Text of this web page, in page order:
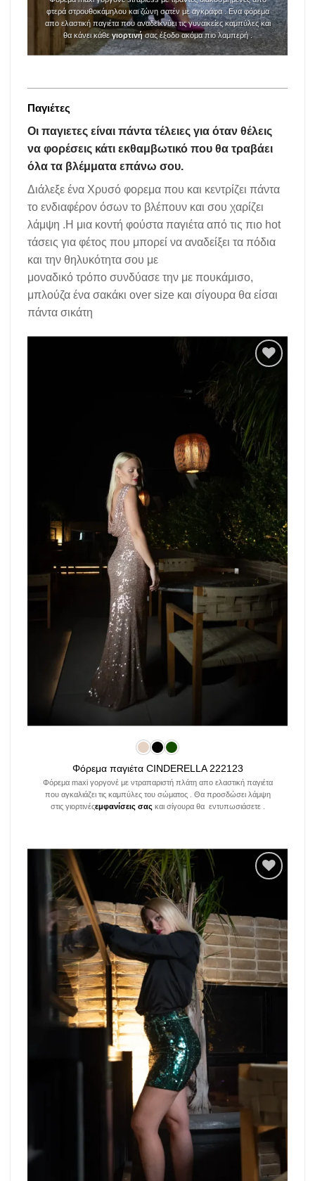
φτερά στρουθοκάμηλου και ζώνη σατέν με αγκράφα . Ενα φόρεμα
απο ελαστική παγιέτα που αναδεικνύει τις γυναικείες καμπύλες και
θα κάνει κάθε γιορτινήσας έξοδο ακόμα πιο λαμπερή .
Παγιέτες
Οι παγιετες είναι πάντα τέλειες για όταν θέλεις
να φορέσεις κάτι εκθαμβωτικό που θα τραβάει
όλα τα βλέμματα επάνω σου.
Διάλεξε ένα Χρυσό φορεμα που και κεντρίζει πάντα
το ενδιαφέρον όσων το βλέπουν και σου χαρίζει
λάμψη .Η μια κοντή φούστα παγιέτα από τις πιο hot
τάσεις για φέτος που μπορεί να αναδείξει τα πόδια
και την θηλυκότητα σου με
μοναδικό τρόπο συνδύασε την με πουκάμισο,
μπλούζα ένα σακάκι over size και σίγουρα θα είσαι
πάντα σικάτη
Add to
wishlist
Φόρεμα παγιέτα CINDERELLA 222123
Φόρεμα maxi γοργονέ με ντραπαριστή πλάτη απο ελαστική παγιέτα
που αγκαλιάζει τις καμπύλες του σώματος . Θα προσδώσει λάμψη
στις γιορτινέςεμφανίσεις σας και σίγουρα θα εντυπωσιάσετε .